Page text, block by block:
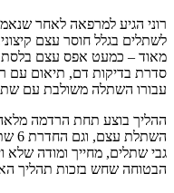
רוני הגיע למרפאה לאחר
מאוד – כמעט אפס עצם בלסת
עבורו השתלה משולבת עם
ההליך בוצע תחת הרדמה
גבי שתלים, מחייך ומודה שלא
הבטוחה שחש בזכות תהליך